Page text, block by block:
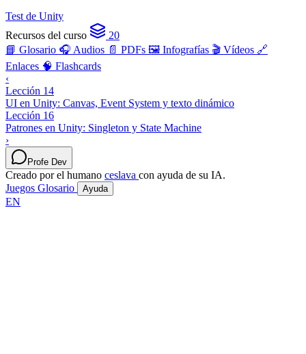
Test de Unity
Recursos del curso
20
📘 Glosario 🎧 Audios 📄 PDFs 🖼️ Infografías 🎬 Vídeos 🔗
Enlaces 🧠 Flashcards
‹
Lección 14
UI en Unity: Canvas, Event System y texto dinámico
Lección 16
Patrones en Unity: Singleton y State Machine
›
Profe Dev
Creado por el humano ceslava con ayuda de su IA.
Juegos Glosario Ayuda
EN